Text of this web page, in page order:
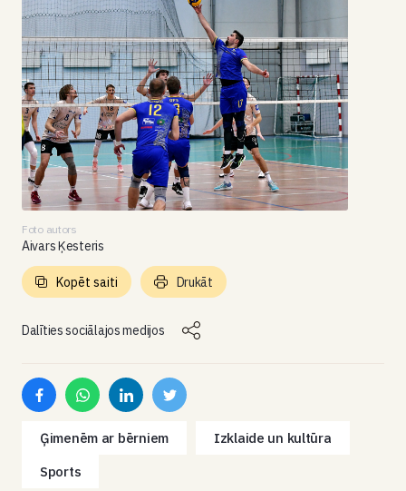
Foto autors
Aivars Ķesteris
Dalīties sociālajos medijos
Kopēt saiti Drukāt
Ģimenēm ar bērniem
Izklaide un kultūra
Sports